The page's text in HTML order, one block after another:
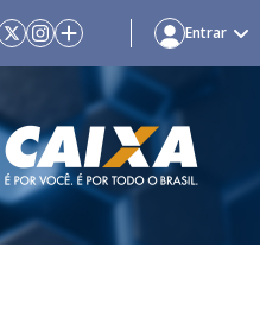
Entrar